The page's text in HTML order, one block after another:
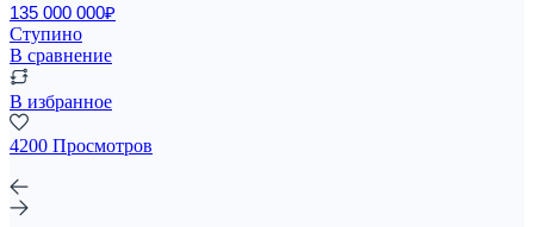
135 000 000₽
Ступино
В сравнение
В избранное
4200 Просмотров